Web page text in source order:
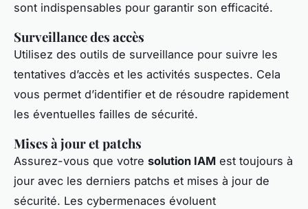
sont indispensables pour garantir son efficacité.
Surveillance des accès
Utilisez des outils de surveillance pour suivre les
tentatives d’accès et les activités suspectes. Cela
vous permet d’identifier et de résoudre rapidement
les éventuelles failles de sécurité.
Mises à jour et patchs
Assurez-vous que votre solution IAM est toujours à
jour avec les derniers patchs et mises à jour de
sécurité. Les cybermenaces évoluent